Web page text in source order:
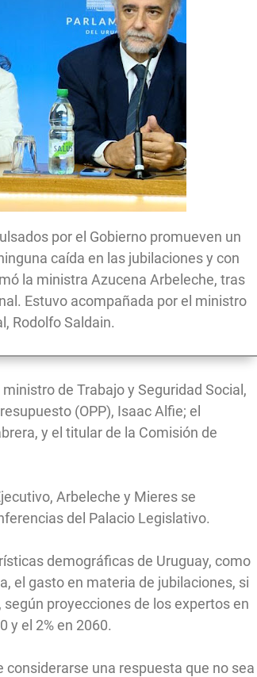
por el Gobierno promueven un
caída en las jubilaciones y con
la ministra Azucena Arbeleche, tras
Estuvo acompañada por el ministro
Rodolfo Saldain.
de Trabajo y Seguridad Social,
(OPP), Isaac Alfie; el
y el titular de la Comisión de
Arbeleche y Mieres se
del Palacio Legislativo.
demográficas de Uruguay, como
el gasto en materia de jubilaciones, si
proyecciones de los expertos en
y el 2% en 2060.
una respuesta que no sea